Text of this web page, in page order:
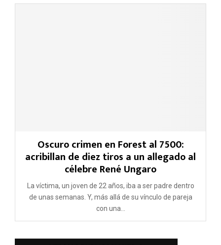
Oscuro crimen en Forest al 7500:
acribillan de diez tiros a un allegado al
célebre René Ungaro
La víctima, un joven de 22 años, iba a ser padre dentro
de unas semanas. Y, más allá de su vínculo de pareja
con una...